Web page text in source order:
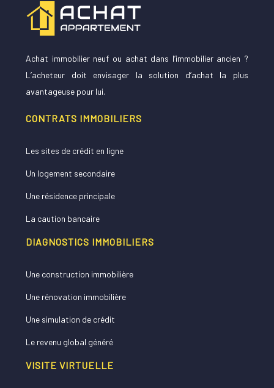
Achat immobilier neuf ou achat dans l’immobilier ancien ?
L’acheteur doit envisager la solution d’achat la plus
avantageuse pour lui.
CONTRATS IMMOBILIERS
Les sites de crédit en ligne
Un logement secondaire
Une résidence principale
La caution bancaire
DIAGNOSTICS IMMOBILIERS
Une construction immobilière
Une rénovation immobilière
Une simulation de crédit
Le revenu global généré
VISITE VIRTUELLE